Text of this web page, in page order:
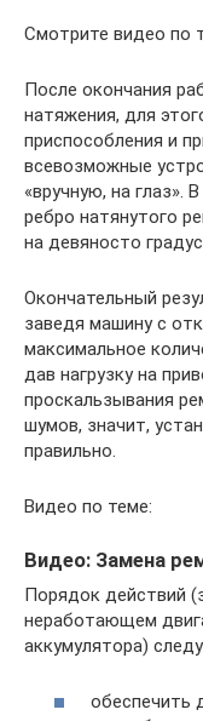
Смотрите видео по
После окончания
натяжения, для
приспособления и
всевозможные
«вручную, на глаз».
ребро натянутого
на девяносто
Окончательный
заведя машину с
максимальное
дав нагрузку на
проскальзывания
шумов, значит,
правильно.
Видео по теме:
Видео: Замена
Порядок действий
неработающем
аккумулятора)
обеспечить